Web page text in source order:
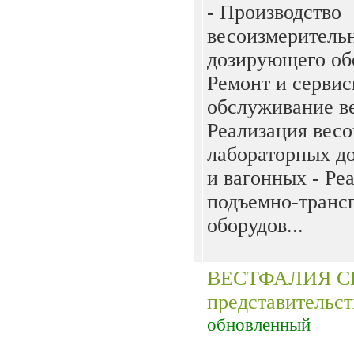
- Производство
дозирующего
Ремонт и
обслуживание
Реализация
лабораторных
и вагонных -
подъемно-
оборудов...
ВЕСТФАЛИЯ
обновленный